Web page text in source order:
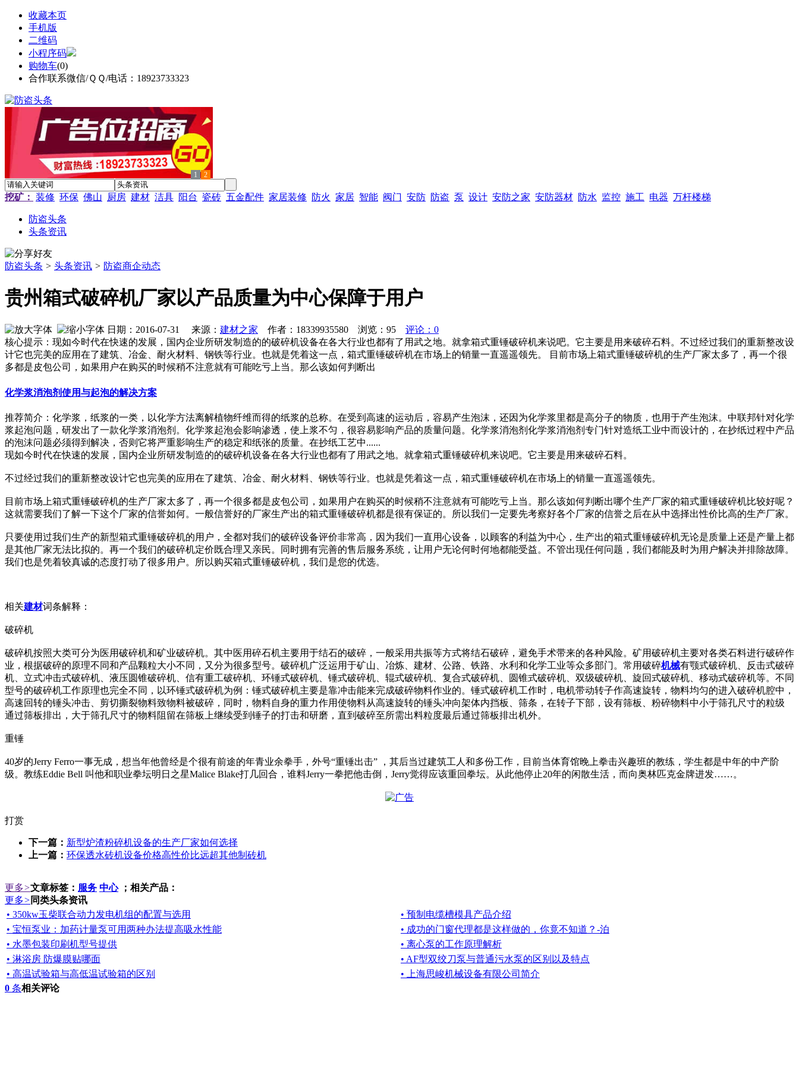
收藏本页
手机版
二维码
小程序码
购物车(0)
合作联系微信/ＱＱ/电话：18923733323
1 2
挖矿： 装修 环保 佛山 厨房 建材 洁具 阳台 瓷砖 五金配件 家居装修 防火 家居 智能 阀门 安防 防盗 泵 设计 安防之家 安防器材 防水 监控 施工 电器 万杆楼梯
防盗头条
头条资讯
防盗头条 > 头条资讯 > 防盗商企动态
贵州箱式破碎机厂家以产品质量为中心保障于用户
日期：2016-07-31 来源： 建材之家 作者：18339935580 浏览： 95
评论：0
核心提示：现如今时代在快速的发展，国内企业所研发制造的的破碎机设备在各大行业也都有了用武之地。就拿箱式重锤破碎机来说吧。它主要是用来破碎石料。不过经过我们的重新整改设
计它也完美的应用在了建筑、冶金、耐火材料、钢铁等行业。也就是凭着这一点，箱式重锤破碎机在市场上的销量一直遥遥领先。 目前市场上箱式重锤破碎机的生产厂家太多了，再一个很
多都是皮包公司，如果用户在购买的时候稍不注意就有可能吃亏上当。那么该如何判断出
化学浆消泡剂使用与起泡的解决方案
推荐简介：化学浆，纸浆的一类，以化学方法离解植物纤维而得的纸浆的总称。在受到高速的运动后，容易产生泡沫，还因为化学浆里都是高分子的物质，也用于产生泡沫。中联邦针对化学
浆起泡问题，研发出了一款化学浆消泡剂。化学浆起泡会影响渗透，使上浆不匀，很容易影响产品的质量问题。化学浆消泡剂化学浆消泡剂专门针对造纸工业中而设计的，在抄纸过程中产品
的泡沫问题必须得到解决，否则它将严重影响生产的稳定和纸张的质量。在抄纸工艺中......
现如今时代在快速的发展，国内企业所研发制造的的破碎机设备在各大行业也都有了用武之地。就拿箱式重锤破碎机来说吧。它主要是用来破碎石料。
不过经过我们的重新整改设计它也完美的应用在了建筑、冶金、耐火材料、钢铁等行业。也就是凭着这一点，箱式重锤破碎机在市场上的销量一直遥遥领先。
目前市场上箱式重锤破碎机的生产厂家太多了，再一个很多都是皮包公司，如果用户在购买的时候稍不注意就有可能吃亏上当。那么该如何判断出哪个生产厂家的箱式重锤破碎机比较好呢？
这就需要我们了解一下这个厂家的信誉如何。一般信誉好的厂家生产出的箱式重锤破碎机都是很有保证的。所以我们一定要先考察好各个厂家的信誉之后在从中选择出性价比高的生产厂家。
只要使用过我们生产的新型箱式重锤破碎机的用户，全都对我们的破碎设备评价非常高，因为我们一直用心设备，以顾客的利益为中心，生产出的箱式重锤破碎机无论是质量上还是产量上都
是其他厂家无法比拟的。再一个我们的破碎机定价既合理又亲民。同时拥有完善的售后服务系统，让用户无论何时何地都能受益。不管出现任何问题，我们都能及时为用户解决并排除故障。
我们也是凭着较真诚的态度打动了很多用户。所以购买箱式重锤破碎机，我们是您的优选。
相关建材词条解释：
破碎机
破碎机按照大类可分为医用破碎机和矿业破碎机。其中医用碎石机主要用于结石的破碎，一般采用共振等方式将结石破碎，避免手术带来的各种风险。矿用破碎机主要对各类石料进行破碎作
业，根据破碎的原理不同和产品颗粒大小不同，又分为很多型号。破碎机广泛运用于矿山、冶炼、建材、公路、铁路、水利和化学工业等众多部门。常用破碎机械有颚式破碎机、反击式破碎
机、立式冲击式破碎机、液压圆锥破碎机、信有重工破碎机、环锤式破碎机、锤式破碎机、辊式破碎机、复合式破碎机、圆锥式破碎机、双级破碎机、旋回式破碎机、移动式破碎机等。不同
型号的破碎机工作原理也完全不同，以环锤式破碎机为例：锤式破碎机主要是靠冲击能来完成破碎物料作业的。锤式破碎机工作时，电机带动转子作高速旋转，物料均匀的进入破碎机腔中，
高速回转的锤头冲击、剪切撕裂物料致物料被破碎，同时，物料自身的重力作用使物料从高速旋转的锤头冲向架体内挡板、筛条，在转子下部，设有筛板、粉碎物料中小于筛孔尺寸的粒级
通过筛板排出，大于筛孔尺寸的物料阻留在筛板上继续受到锤子的打击和研磨，直到破碎至所需出料粒度最后通过筛板排出机外。
重锤
40岁的Jerry Ferro一事无成，想当年他曾经是个很有前途的年青业余拳手，外号“重锤出击” ，其后当过建筑工人和多份工作，目前当体育馆晚上拳击兴趣班的教练，学生都是中年的中产阶
级。教练Eddie Bell 叫他和职业拳坛明日之星Malice Blake打几回合，谁料Jerry一拳把他击倒，Jerry觉得应该重回拳坛。从此他停止20年的闲散生活，而向奥林匹克金牌进发……。
打赏
下一篇： 新型炉渣粉碎机设备的生产厂家如何选择
上一篇： 环保透水砖机设备价格高性价比远超其他制砖机
更多>文章标签： 服务 中心；相关产品：
更多> 同类头条资讯
• 350kw玉柴联合动力发电机组的配置与选用
• 预制电缆槽模具产品介绍
• 宝恒泵业：加药计量泵可用两种办法提高吸水性能
• 成功的门窗代理都是这样做的，你竟不知道？-泊
• 水墨包装印刷机型号提供
• 离心泵的工作原理解析
• 淋浴房 防爆膜贴哪面
• AF型双绞刀泵与普通污水泵的区别以及特点
• 高温试验箱与高低温试验箱的区别
• 上海思峻机械设备有限公司简介
0 条相关评论